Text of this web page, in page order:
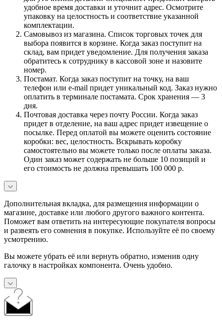
удобное время доставки и уточнит адрес. Осмотрите
упаковку на целостность и соответствие указанной
комплектации.
Самовывоз из магазина. Список торговых точек для
выбора появится в корзине. Когда заказ поступит на
склад, вам придет уведомление. Для получения заказа
обратитесь к сотруднику в кассовой зоне и назовите
номер.
Постамат. Когда заказ поступит на точку, на ваш
телефон или e-mail придет уникальный код. Заказ нужно
оплатить в терминале постамата. Срок хранения — 3
дня.
Почтовая доставка через почту России. Когда заказ
придет в отделение, на ваш адрес придет извещение о
посылке. Перед оплатой вы можете оценить состояние
коробки: вес, целостность. Вскрывать коробку
самостоятельно вы можете только после оплаты заказа.
Один заказ может содержать не больше 10 позиций и
его стоимость не должна превышать 100 000 р.
Дополнительная вкладка, для размещения информации о
магазине, доставке или любого другого важного контента.
Поможет вам ответить на интересующие покупателя вопросы
и развеять его сомнения в покупке. Используйте её по своему
усмотрению.
Вы можете убрать её или вернуть обратно, изменив одну
галочку в настройках компонента. Очень удобно.